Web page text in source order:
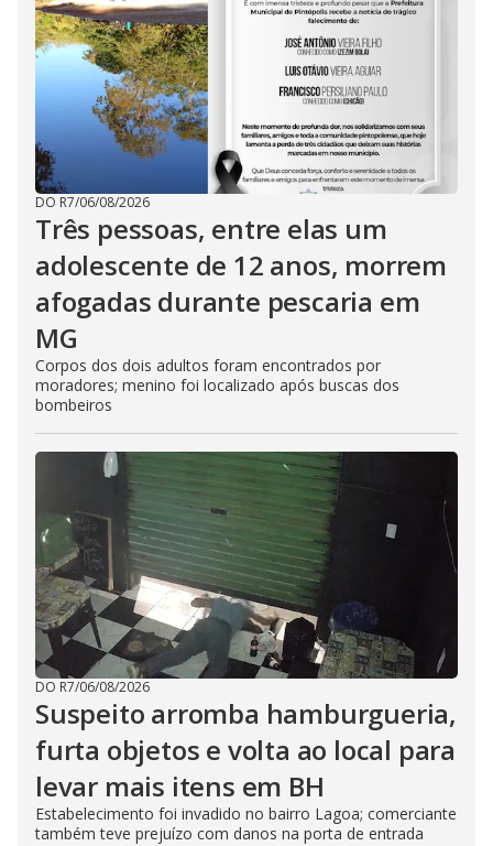
DO R7/06/08/2026
Três pessoas, entre elas um
adolescente de 12 anos, morrem
afogadas durante pescaria em
MG
Corpos dos dois adultos foram encontrados por
moradores; menino foi localizado após buscas dos
bombeiros
DO R7/06/08/2026
Suspeito arromba hamburgueria,
furta objetos e volta ao local para
levar mais itens em BH
Estabelecimento foi invadido no bairro Lagoa; comerciante
também teve prejuízo com danos na porta de entrada